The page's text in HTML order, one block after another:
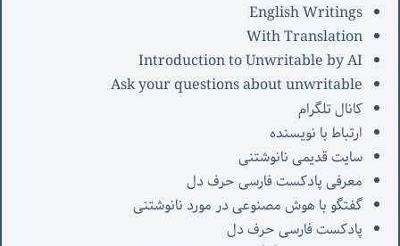
English Writings
With Translation
Introduction to Unwritable by AI
Ask your questions about unwritable
کانال تلگرام
ارتباط با نویسنده
سایت قدیمی نانوشتنی
معرفی پادکست فارسی حرف دل
گفتگو با هوش مصنوعی در مورد نانوشتنی
پادکست فارسی حرف دل